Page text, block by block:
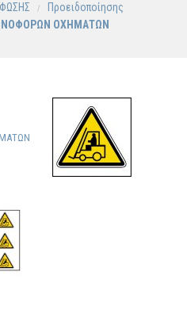
Προειδοποίησης
ΟΧΗΜΑΤΩΝ